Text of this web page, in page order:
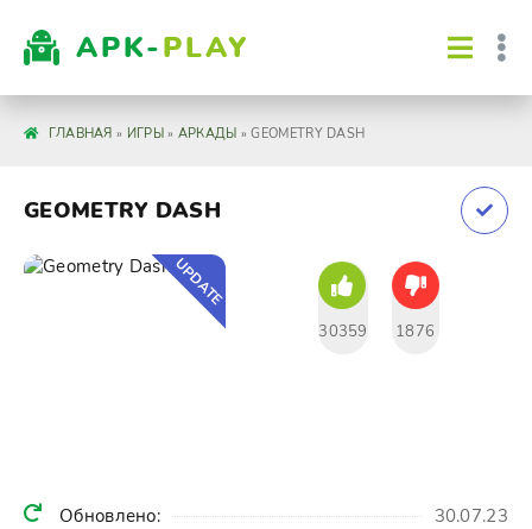
APK-PLAY
ГЛАВНАЯ » ИГРЫ» АРКАДЫ » GEOMETRY DASH
GEOMETRY DASH
Обновлено:
30.07.23
UPDATE
30359 1876